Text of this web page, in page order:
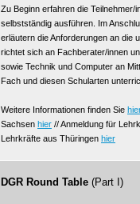
Zu Beginn erfahren die
selbstständig ausführen. Im
erläutern die Anforderungen an die
richtet sich an Fachberater/innen
sowie Technik und Computer an
Fach und diesen Schularten
Weitere Informationen finden Sie
Sachsen hier // Anmeldung für
Lehrkräfte aus Thüringen hier
DGR Round Table (Part I)